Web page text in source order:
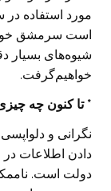
مورد استفاده
است سرمشق
شیوه‌های بسیار
خواهیم‌گرفت.
* تا کنون چه
نگرانی و
دادن اطلاعات
دولت است.